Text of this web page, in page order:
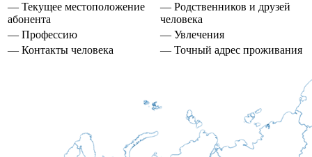
— Текущее местоположение
абонента
— Родственников и друзей
человека
— Профессию
— Увлечения
— Контакты человека
— Точный адрес проживания